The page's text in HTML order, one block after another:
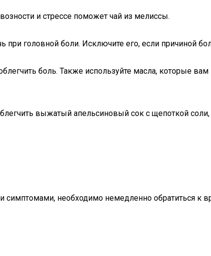
и стрессе поможет чай из мелиссы.
головной боли. Исключите его, если причиной
боль. Также используйте масла, которые вам
выжатый апельсиновый сок с щепоткой
необходимо немедленно обратиться к